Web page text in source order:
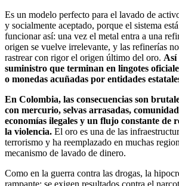
Es un modelo perfecto para el lavado de
y socialmente aceptado, porque el sistema
funcionar así: una vez el metal entra a una
origen se vuelve irrelevante, y las refinerías
rastrear con rigor el origen último del oro. Así
suministro que terminan en lingotes
o monedas acuñadas por entidades
En Colombia, las consecuencias son
con mercurio, selvas arrasadas,
economías ilegales y un flujo constante de
la violencia. El oro es una de las
terrorismo y ha reemplazado en muchas
mecanismo de lavado de dinero.
Como en la guerra contra las drogas, la
rampante: se exigen resultados contra el